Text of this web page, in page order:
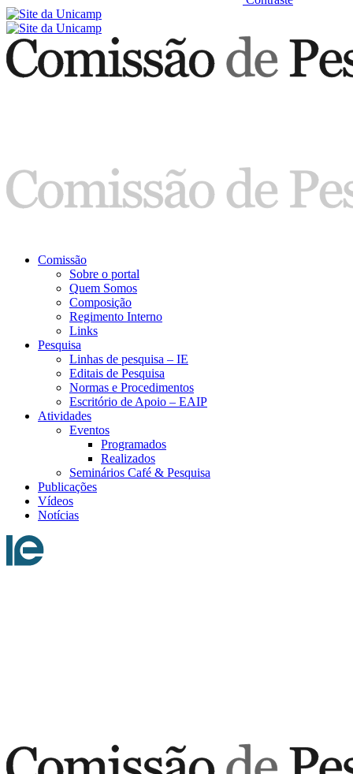
Comissão
Sobre o portal
Quem Somos
Composição
Regimento Interno
Links
Pesquisa
Linhas de pesquisa – IE
Editais de Pesquisa
Normas e Procedimentos
Escritório de Apoio – EAIP
Atividades
Eventos
Programados
Realizados
Seminários Café & Pesquisa
Publicações
Vídeos
Notícias